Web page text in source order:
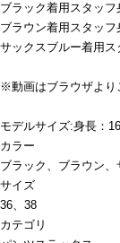
ブラック着用スタッ
ブラウン着用スタッ
サックスブルー着用
※動画はブラウザより
モデルサイズ:身長：
カラー
ブラック、ブラウン
サイズ
36、38
カテゴリ